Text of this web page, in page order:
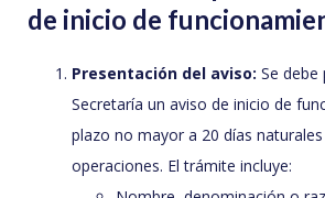
de inicio de
Presentación del aviso: Se debe
Secretaría un aviso de inicio de
plazo no mayor a 20 días
operaciones. El trámite incluye: